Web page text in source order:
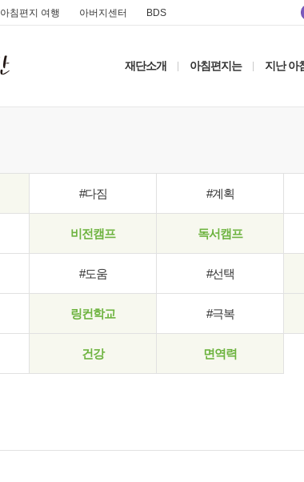
아침편지 여행 아버지센터 BDS
재단소개 아침편지는 지난 아
#다짐 #계획
비전캠프 독서캠프
#도움 #선택
링컨학교 #극복
건강 면역력